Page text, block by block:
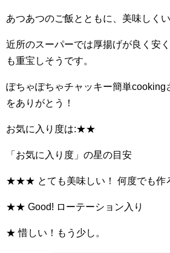
あつあつのご飯とともに、美味しく
近所のスーパーでは厚揚げが良く安
も重宝しそうです。
ぽちゃぽちゃチャッキー簡単cooking
をありがとう！
お気に入り度は:★★
「お気に入り度」の星の目安
★★★ とても美味しい！ 何度でも作
★★ Good! ローテーション入り
★ 惜しい！もう少し。